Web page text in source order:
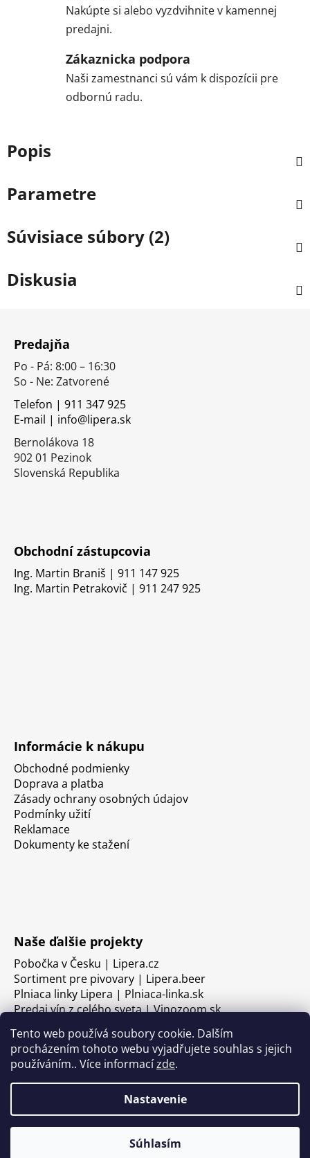
Tento web používá soubory cookie. Dalším
procházením tohoto webu vyjadřujete souhlas s jejich
používáním.. Více informacízde.
Nastavenie
Súhlasím
Nakúpte si alebo vyzdvihnite v kamennej
predajni.
Zákaznicka podpora
Naši zamestnanci sú vám k dispozícii pre
odbornú radu.
Popis
Parametre
Súvisiace súbory (2)
Diskusia
Predajňa
Po - Pá: 8:00 – 16:30
So - Ne: Zatvorené
Telefon | 911 347 925
E-mail | info@lipera.sk
Bernolákova 18
902 01 Pezinok
Slovenská Republika
Obchodní zástupcovia
Ing. Martin Braniš | 911 147 925
Ing. Martin Petrakovič | 911 247 925
Informácie k nákupu
Obchodné podmienky
Doprava a platba
Zásady ochrany osobných údajov
Podmínky užití
Reklamace
Dokumenty ke stažení
Naše ďalšie projekty
Pobočka v Česku | Lipera.cz
Sortiment pre pivovary | Lipera.beer
Plniaca linky Lipera | Plniaca-linka.sk
Predaj vín z celého sveta | Vinozoom.sk
Vytvoril Shoptet